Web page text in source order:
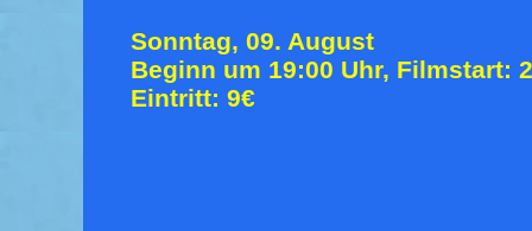
Sonntag, 09. August
Beginn um 19:00 Uhr, Filmstart:
Eintritt: 9€